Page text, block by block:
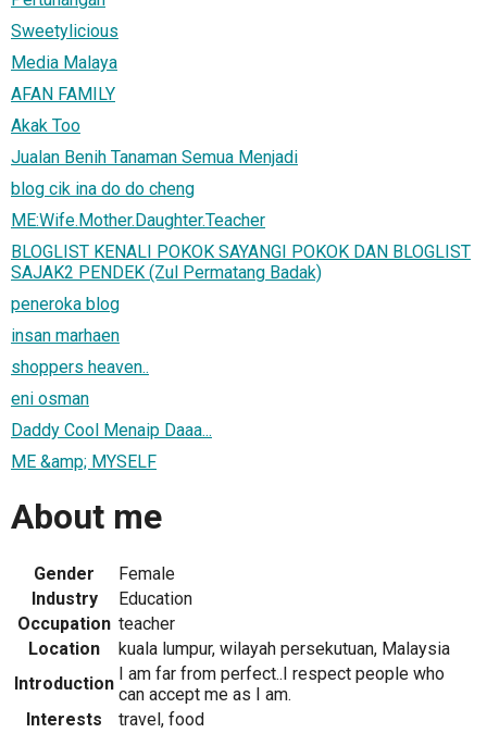
Sweetylicious
Media Malaya
AFAN FAMILY
Akak Too
Jualan Benih Tanaman Semua Menjadi
blog cik ina do do cheng
ME:Wife.Mother.Daughter.Teacher
BLOGLIST KENALI POKOK SAYANGI POKOK DAN BLOGLIST
SAJAK2 PENDEK (Zul Permatang Badak)
peneroka blog
insan marhaen
shoppers heaven..
eni osman
Daddy Cool Menaip Daaa...
ME &amp; MYSELF
About me
Gender
Female
Industry
Education
Occupation teacher
Location
kuala lumpur, wilayah persekutuan, Malaysia
Introduction I am far from perfect..I respect people who
can accept me as I am.
Interests
travel, food